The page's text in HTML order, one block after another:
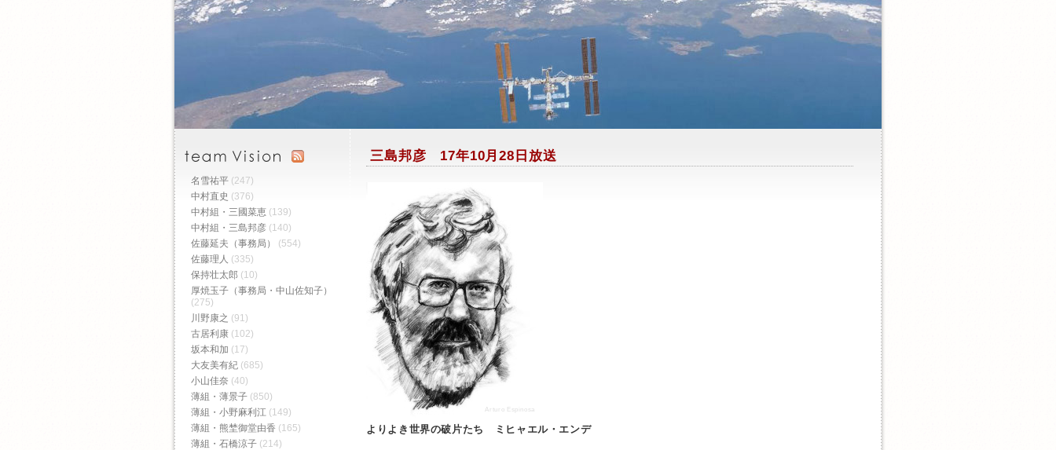
三島邦彦 17年10月28日放送
Arturo Espinosa
よりよき世界の破片たち ミヒャエル・エンデ
名雪祐平 (247)
中村直史 (376)
中村組・三國菜恵 (139)
中村組・三島邦彦 (140)
佐藤延夫（事務局）
(554)
佐藤理人 (335)
保持壮太郎 (10)
厚焼玉子（事務局・中山佐知子）
(275)
川野康之 (91)
古居利康 (102)
坂本和加 (17)
大友美有紀 (685)
小山佳奈 (40)
薄組・薄景子 (850)
薄組・小野麻利江 (149)
薄組・熊埜御堂由香 (165)
薄組・石橋涼子 (214)